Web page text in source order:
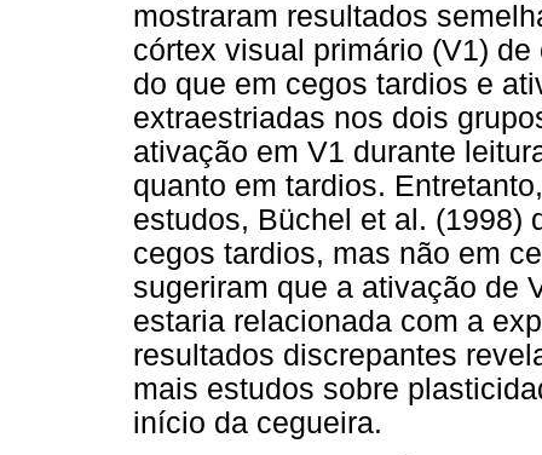
mostraram resultados
córtex visual primário (V1)
do que em cegos tardios e
extraestriadas nos dois
ativação em V1 durante
quanto em tardios.
estudos, Büchel et al. (1998)
cegos tardios, mas não em
sugeriram que a ativação de
estaria relacionada com a
resultados discrepantes
mais estudos sobre
início da cegueira.